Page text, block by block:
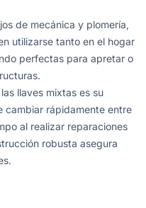
de mecánica y plomería,
utilizarse tanto en el hogar
perfectas para apretar o
llaves mixtas es su
cambiar rápidamente entre
al realizar reparaciones
robusta asegura